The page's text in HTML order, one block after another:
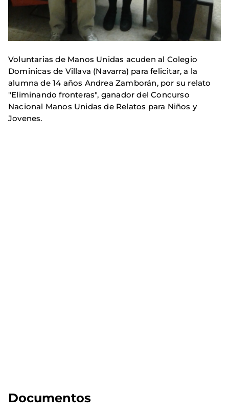
Voluntarias de Manos Unidas acuden al Colegio
Dominicas de Villava (Navarra) para felicitar, a la
alumna de 14 años Andrea Zamborán, por su relato
"Eliminando fronteras", ganador del Concurso
Nacional Manos Unidas de Relatos para Niños y
Jovenes.
Documentos